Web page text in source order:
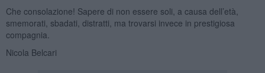
Che consolazione! Sapere di non essere soli, a causa dell’età,
smemorati, sbadati, distratti, ma trovarsi invece in prestigiosa
compagnia.
Nicola Belcari